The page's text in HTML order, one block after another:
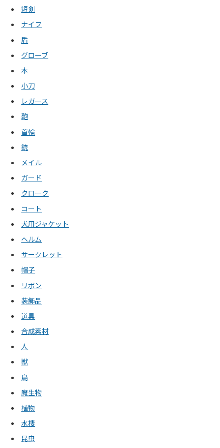
短剣
ナイフ
盾
グローブ
本
小刀
レガース
鞄
首輪
銃
メイル
ガード
クローク
コート
犬用ジャケット
ヘルム
サークレット
帽子
リボン
装飾品
道具
合成素材
人
獣
鳥
魔生物
植物
水棲
昆虫